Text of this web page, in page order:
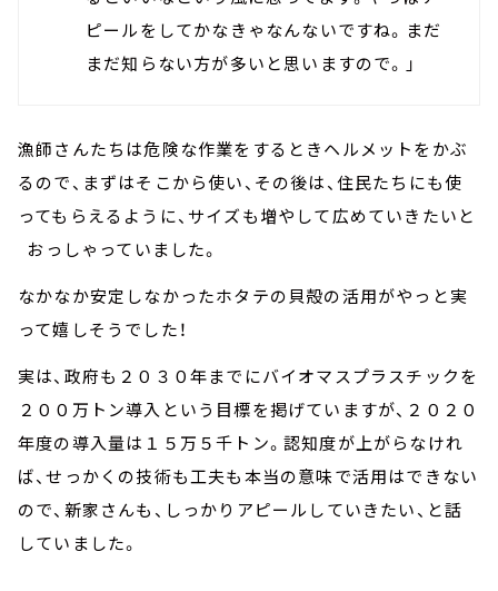
ピールをしてかなきゃなんないですね。まだ
まだ知らない方が多いと思いますので。」
漁師さんたちは危険な作業をするときヘルメットをかぶ
るので、まずはそこから使い、その後は、住民たちにも使
ってもらえるように、サイズも増やして広めていきたいと
おっしゃっていました。
なかなか安定しなかったホタテの貝殻の活用がやっと実
って嬉しそうでした！
実は、政府も２０３０年までにバイオマスプラスチックを
２００万トン導入という目標を掲げていますが、２０２０
年度の導入量は１５万５千トン。認知度が上がらなけれ
ば、せっかくの技術も工夫も本当の意味で活用はできない
ので、新家さんも、しっかりアピールしていきたい、と話
していました。